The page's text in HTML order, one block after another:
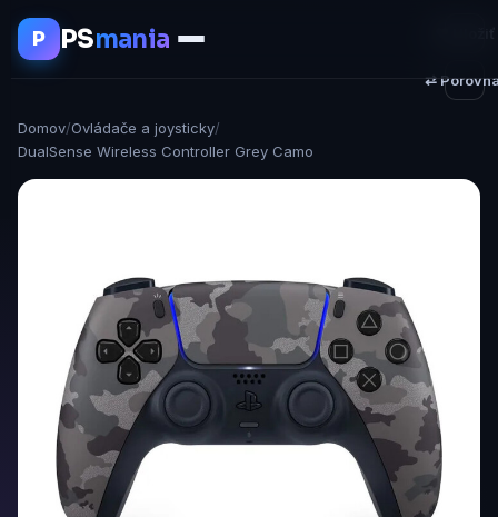
P PSmania
Domov/Ovládače a joysticky/
DualSense Wireless Controller Grey Camo
⇄